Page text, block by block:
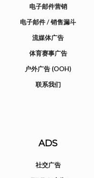
电子邮件营销
电子邮件 / 销售漏斗
流媒体广告
体育赛事广告
户外广告 (OOH)
联系我们
ADS
社交广告